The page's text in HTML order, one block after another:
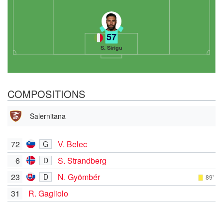
57
S. Sirigu
COMPOSITIONS
Salernitana
72 G
V. Belec
6
D
S. Strandberg
23
D N. Gyömbér 89'
31
R. Gagliolo